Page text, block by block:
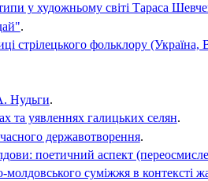
у художньому світі Тараса
.
стрілецького фольклору
Нудьги.
та уявленнях галицьких селян.
державотворення.
поетичний аспект
суміжжя в контексті